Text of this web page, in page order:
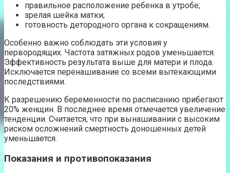
правильное расположение ребенка в утробе;
зрелая шейка матки;
готовность детородного органа к сокращениям.
Особенно важно соблюдать эти условия у
первородящих. Частота затяжных родов уменьшается.
Эффективность результата выше для матери и плода.
Исключается перенашивание со всеми вытекающими
последствиями.
К разрешению беременности по расписанию прибегают
20% женщин. В последнее время отмечается увеличение
тенденции. Считается, что при вынашивании с высоким
риском осложнений смертность доношенных детей
уменьшается.
Показания и противопоказания